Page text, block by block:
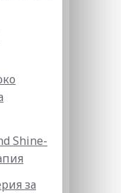
Shine-
за